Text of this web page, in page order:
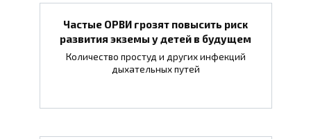
Частые ОРВИ грозят повысить риск
развития экземы у детей в будущем
Количество простуд и других инфекций
дыхательных путей